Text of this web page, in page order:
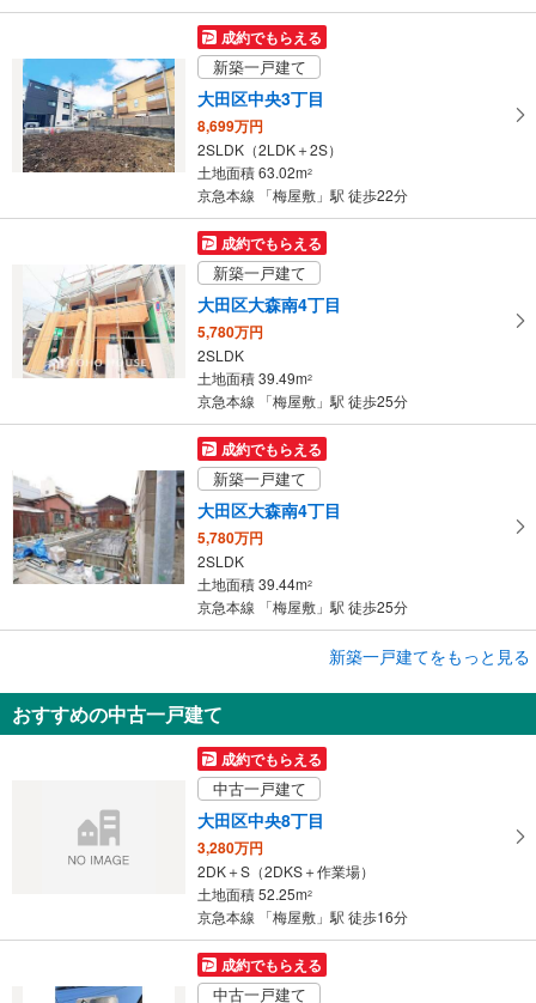
イ
ペ
ー
ジ
に
存
成約でもらえる
新築一戸建て
大田区中央3丁目
8,699万円
2SLDK（2LDK＋2S）
土地面積 63.02m2
京急本線 「梅屋敷」駅 徒歩22分
成約でもらえる
新築一戸建て
大田区大森南4丁目
5,780万円
2SLDK
土地面積 39.49m2
京急本線 「梅屋敷」駅 徒歩25分
成約でもらえる
新築一戸建て
大田区大森南4丁目
5,780万円
2SLDK
土地面積 39.44m2
京急本線 「梅屋敷」駅 徒歩25分
大田区大森南4丁目
5,780万円
2SLDK
土地面積 39.49m
京急本線 「梅屋敷」駅 徒歩25分
新築一戸建てをもっと見る
おすすめの中古一戸建て
成約でもらえる
中古一戸建て
大田区中央8丁目
3,280万円
2DK＋S（2DKS＋作業場）
土地面積 52.25m2
京急本線 「梅屋敷」駅 徒歩16分
成約でもらえる
中古一戸建て